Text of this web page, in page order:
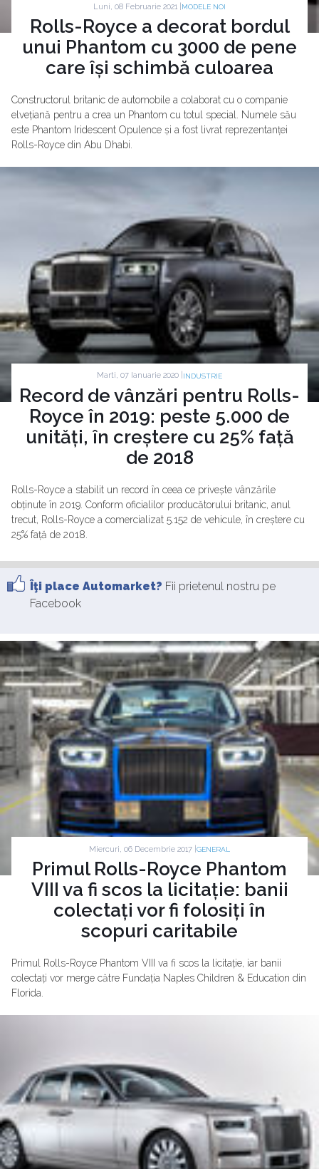
Luni, 08 Februarie 2021 | MODELE NOI
Rolls-Royce a decorat bordul
unui Phantom cu 3000 de pene
care își schimbă culoarea
Constructorul britanic de automobile a colaborat cu o companie
elvețiană pentru a crea un Phantom cu totul special. Numele său
este Phantom Iridescent Opulence și a fost livrat reprezentanței
Rolls-Royce din Abu Dhabi.
Marti, 07 Ianuarie 2020 | INDUSTRIE
Record de vânzări pentru Rolls-
Royce în 2019: peste 5.000 de
unități, în creștere cu 25% față
de 2018
Rolls-Royce a stabilit un record în ceea ce privește vânzările
obținute în 2019. Conform oficialilor producătorului britanic, anul
trecut, Rolls-Royce a comercializat 5.152 de vehicule, în creștere cu
25% față de 2018.
Îţi place Automarket? Fii prietenul nostru pe
Facebook
Miercuri, 06 Decembrie 2017 | GENERAL
Primul Rolls-Royce Phantom
VIII va fi scos la licitație: banii
colectați vor fi folosiți în
scopuri caritabile
Primul Rolls-Royce Phantom VIII va fi scos la licitație, iar banii
colectați vor merge către Fundația Naples Children & Education din
Florida.